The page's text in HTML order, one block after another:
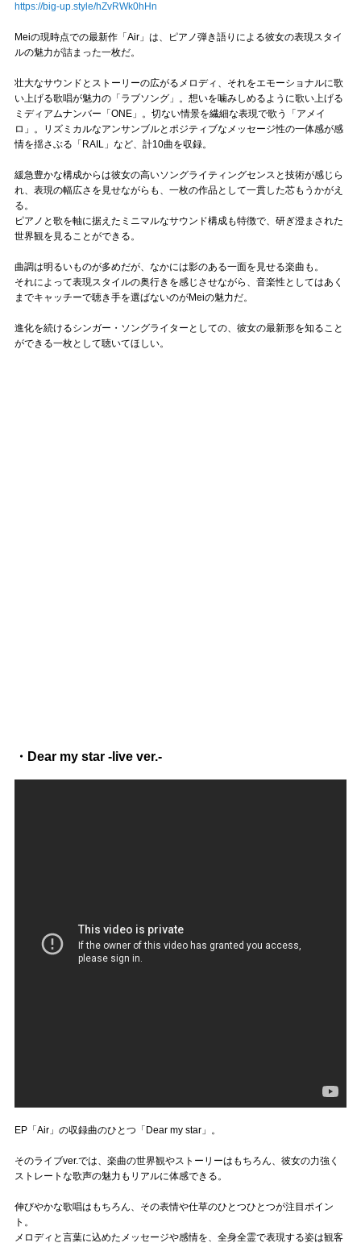
https://big-up.style/hZvRWk0hHn
Meiの現時点での最新作「Air」は、ピアノ弾き語りによる彼女の表現スタイ
ルの魅力が詰まった一枚だ。
壮大なサウンドとストーリーの広がるメロディ、それをエモーショナルに歌
い上げる歌唱が魅力の「ラブソング」。想いを噛みしめるように歌い上げる
ミディアムナンバー「ONE」。切ない情景を繊細な表現で歌う「アメイ
ロ」。リズミカルなアンサンブルとポジティブなメッセージ性の一体感が感
情を揺さぶる「RAIL」など、計10曲を収録。
緩急豊かな構成からは彼女の高いソングライティングセンスと技術が感じら
れ、表現の幅広さを見せながらも、一枚の作品として一貫した芯もうかがえ
る。
ピアノと歌を軸に据えたミニマルなサウンド構成も特徴で、研ぎ澄まされた
世界観を見ることができる。
曲調は明るいものが多めだが、なかには影のある一面を見せる楽曲も。
それによって表現スタイルの奥行きを感じさせながら、音楽性としてはあく
までキャッチーで聴き手を選ばないのがMeiの魅力だ。
進化を続けるシンガー・ソングライターとしての、彼女の最新形を知ること
ができる一枚として聴いてほしい。
・Dear my star -live ver.-
EP「Air」の収録曲のひとつ「Dear my star」。
そのライブver.では、楽曲の世界観やストーリーはもちろん、彼女の力強く
ストレートな歌声の魅力もリアルに体感できる。
伸びやかな歌唱はもちろん、その表情や仕草のひとつひとつが注目ポイン
ト。
メロディと言葉に込めたメッセージや感情を、全身全霊で表現する姿は観客